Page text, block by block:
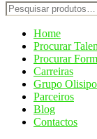
Pesquisar
por:
Home
Procurar
Procurar
Carreiras
Grupo
Parceiros
Blog
Contactos